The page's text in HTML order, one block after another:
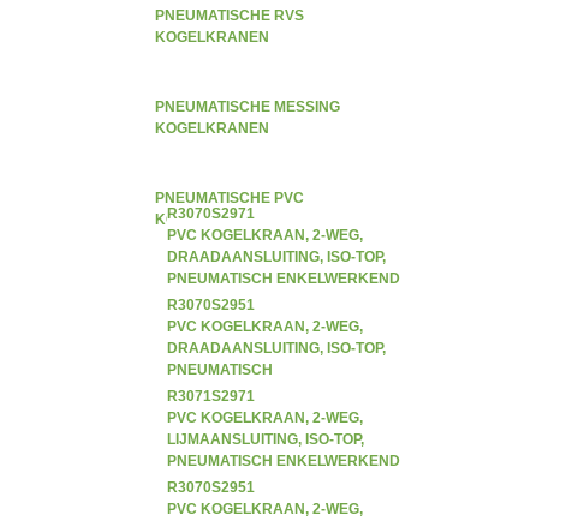
PNEUMATISCHE RVS
KOGELKRANEN
PNEUMATISCHE MESSING
KOGELKRANEN
PNEUMATISCHE PVC
KOGELKRANEN
R3070S2971
PVC KOGELKRAAN, 2-WEG,
DRAADAANSLUITING, ISO-TOP,
PNEUMATISCH ENKELWERKEND
R3070S2951
PVC KOGELKRAAN, 2-WEG,
DRAADAANSLUITING, ISO-TOP,
PNEUMATISCH
DUBBELWERKEND
R3071S2971
PVC KOGELKRAAN, 2-WEG,
LIJMAANSLUITING, ISO-TOP,
PNEUMATISCH ENKELWERKEND
R3070S2951
PVC KOGELKRAAN, 2-WEG,